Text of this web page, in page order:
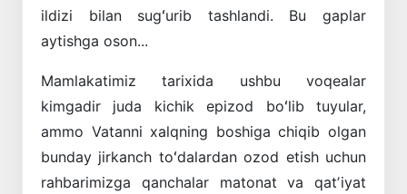
ildizi bilan sugʻurib tashlandi. Bu gaplar
aytishga oson...
Mamlakatimiz tarixida ushbu voqealar
kimgadir juda kichik epizod boʻlib tuyular,
ammo Vatanni xalqning boshiga chiqib olgan
bunday jirkanch toʻdalardan ozod etish uchun
rahbarimizga qanchalar matonat va qatʼiyat